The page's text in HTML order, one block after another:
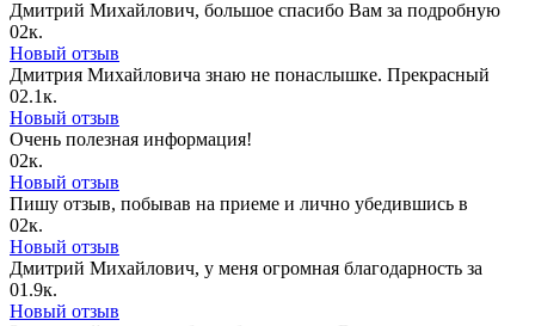
Дмитрий Михайлович, большое спасибо Вам за подробную
02к.
Новый отзыв
Дмитрия Михайловича знаю не понаслышке. Прекрасный
02.1к.
Новый отзыв
Очень полезная информация!
02к.
Новый отзыв
Пишу отзыв, побывав на приеме и лично убедившись в
02к.
Новый отзыв
Дмитрий Михайлович, у меня огромная благодарность за
01.9к.
Новый отзыв